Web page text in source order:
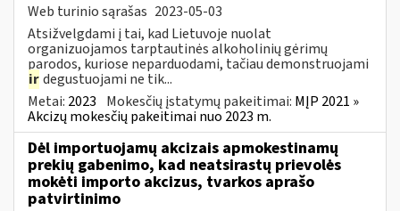
Web turinio sąrašas 2023-05-03
Atsižvelgdami į tai, kad Lietuvoje nuolat
organizuojamos tarptautinės alkoholinių gėrimų
parodos, kuriose neparduodami, tačiau demonstruojami
irdegustuojami ne tik...
Metai: 2023 Mokesčių įstatymų pakeitimai: MĮP 2021 »
Akcizų mokesčių pakeitimai nuo 2023 m.
Dėl importuojamų akcizais apmokestinamų
prekių gabenimo, kad neatsirastų prievolės
mokėti importo akcizus, tvarkos aprašo
patvirtinimo